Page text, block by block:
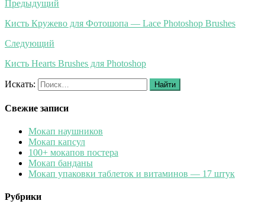
Предыдущий
Кисть Кружево для Фотошопа — Lace Photoshop Brushes
Следующий
Кисть Hearts Brushes для Photoshop
Искать: Найти
Свежие записи
Мокап наушников
Мокап капсул
100+ мокапов постера
Мокап банданы
Мокап упаковки таблеток и витаминов — 17 штук
Рубрики